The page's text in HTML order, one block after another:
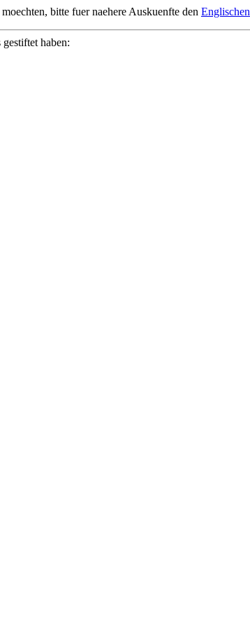
bitte fuer naehere Auskuenfte den Englischen
haben: